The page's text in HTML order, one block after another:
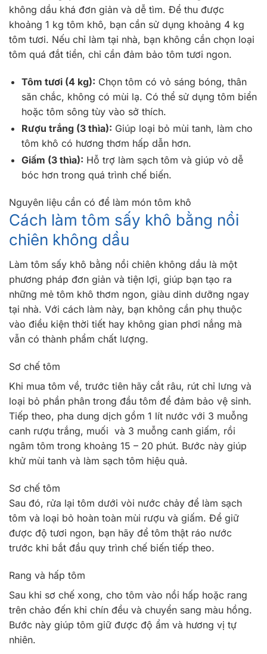
không dầu khá đơn giản và dễ tìm. Để thu được
khoảng 1 kg tôm khô, bạn cần sử dụng khoảng 4 kg
tôm tươi. Nếu chỉ làm tại nhà, bạn không cần chọn loại
tôm quá đắt tiền, chỉ cần đảm bảo tôm tươi ngon.
Tôm tươi (4 kg): Chọn tôm có vỏ sáng bóng, thân
săn chắc, không có mùi lạ. Có thể sử dụng tôm biển
hoặc tôm sông tùy vào sở thích.
Rượu trắng (3 thìa): Giúp loại bỏ mùi tanh, làm cho
tôm khô có hương thơm hấp dẫn hơn.
Giấm (3 thìa): Hỗ trợ làm sạch tôm và giúp vỏ dễ
bóc hơn trong quá trình chế biến.
Nguyên liệu cần có để làm món tôm khô
Cách làm tôm sấy khô bằng nồi
chiên không dầu
Làm tôm sấy khô bằng nồi chiên không dầu là một
phương pháp đơn giản và tiện lợi, giúp bạn tạo ra
những mẻ tôm khô thơm ngon, giàu dinh dưỡng ngay
tại nhà. Với cách làm này, bạn không cần phụ thuộc
vào điều kiện thời tiết hay không gian phơi nắng mà
vẫn có thành phẩm chất lượng.
Sơ chế tôm
Khi mua tôm về, trước tiên hãy cắt râu, rút chỉ lưng và
loại bỏ phần phân trong đầu tôm để đảm bảo vệ sinh.
Tiếp theo, pha dung dịch gồm 1 lít nước với 3 muỗng
canh rượu trắng, muối và 3 muỗng canh giấm, rồi
ngâm tôm trong khoảng 15 – 20 phút. Bước này giúp
khử mùi tanh và làm sạch tôm hiệu quả.
Sơ chế tôm
Sau đó, rửa lại tôm dưới vòi nước chảy để làm sạch
tôm và loại bỏ hoàn toàn mùi rượu và giấm. Để giữ
được độ tươi ngon, bạn hãy để tôm thật ráo nước
trước khi bắt đầu quy trình chế biến tiếp theo.
Rang và hấp tôm
Sau khi sơ chế xong, cho tôm vào nồi hấp hoặc rang
trên chảo đến khi chín đều và chuyển sang màu hồng.
Bước này giúp tôm giữ được độ ẩm và hương vị tự
nhiên.